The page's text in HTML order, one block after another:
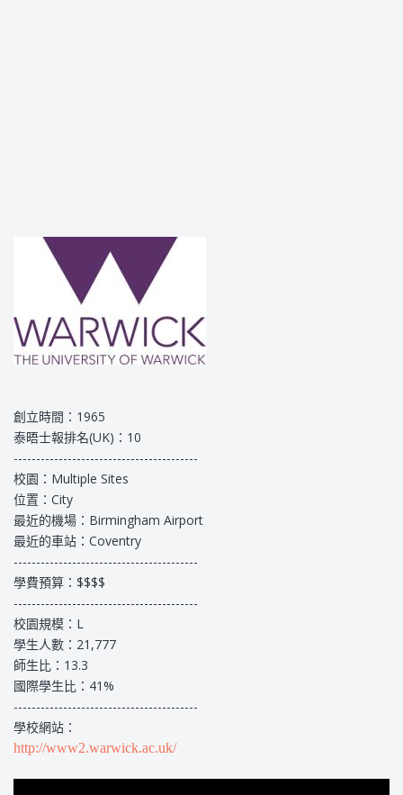
創立時間：1965
泰晤士報排名(UK)：10
-----------------------------------------
校園：Multiple Sites
位置：City
最近的機場：Birmingham Airport
最近的車站：Coventry
-----------------------------------------
學費預算：$$$$
-----------------------------------------
校園規模：L
學生人數：21,777
師生比：13.3
國際學生比：41%
-----------------------------------------
學校網站：
http://www2.warwick.ac.uk/